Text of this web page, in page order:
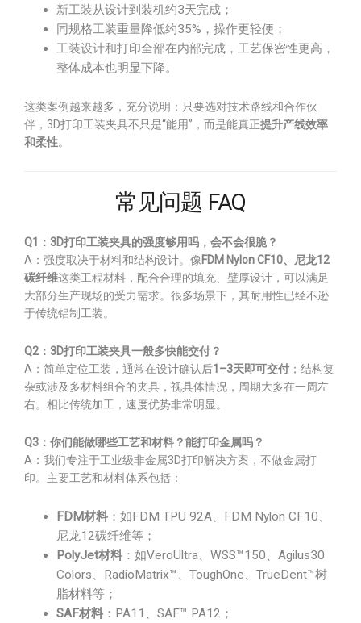
新工装从设计到装机约3天完成；
同规格工装重量降低约35%，操作更轻便；
工装设计和打印全部在内部完成，工艺保密性更高，
整体成本也明显下降。
这类案例越来越多，充分说明：只要选对技术路线和合作伙
伴，3D打印工装夹具不只是“能用”，而是能真正提升产线效率
和柔性。
常见问题 FAQ
Q1：3D打印工装夹具的强度够用吗，会不会很脆？
A：强度取决于材料和结构设计。像FDM Nylon CF10、尼龙12
碳纤维这类工程材料，配合合理的填充、壁厚设计，可以满足
大部分生产现场的受力需求。很多场景下，其耐用性已经不逊
于传统铝制工装。
Q2：3D打印工装夹具一般多快能交付？
A：简单定位工装，通常在设计确认后1–3天即可交付 ；结构复
杂或涉及多材料组合的夹具，视具体情况，周期大多在一周左
右。相比传统加工，速度优势非常明显。
Q3：你们能做哪些工艺和材料？能打印金属吗？
A：我们专注于工业级非金属3D打印解决方案，不做金属打
印。主要工艺和材料体系包括：
FDM材料 ：如FDM TPU 92A、FDM Nylon CF10、
尼龙12碳纤维等；
PolyJet材料 ：如VeroUltra、WSS™150、Agilus30
Colors、RadioMatrix™、ToughOne、TrueDent™树
脂材料等；
SAF材料 ：PA11、SAF™ PA12；